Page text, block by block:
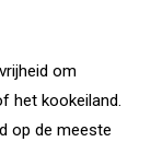
om
het kookeiland.
op de meeste